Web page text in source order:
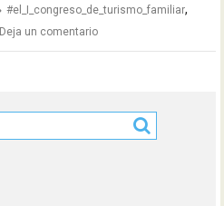
#el_I_congreso_de_turismo_familiar,
Deja un comentario